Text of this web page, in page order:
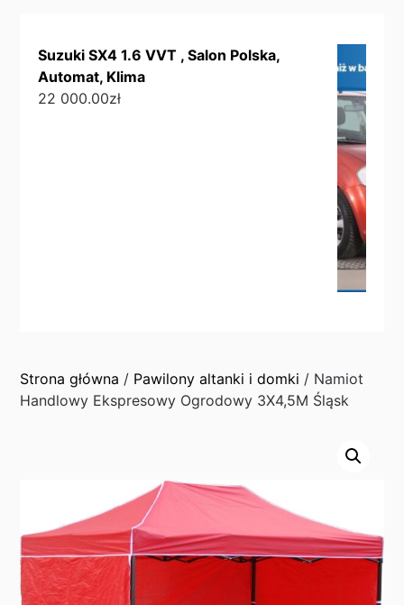
Suzuki SX4 1.6 VVT , Salon Polska,
Automat, Klima
22 000.00zł
Strona główna / Pawilony altanki i domki / Namiot
Handlowy Ekspresowy Ogrodowy 3X4,5M Śląsk